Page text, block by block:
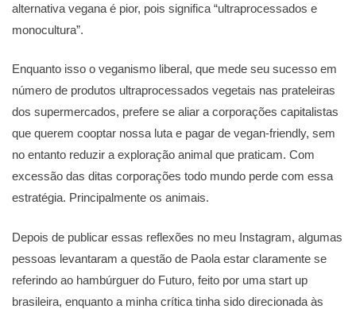
alternativa vegana é pior, pois significa “ultraprocessados e
monocultura”.
Enquanto isso o veganismo liberal, que mede seu sucesso em
número de produtos ultraprocessados vegetais nas prateleiras
dos supermercados, prefere se aliar a corporações capitalistas
que querem cooptar nossa luta e pagar de vegan-friendly, sem
no entanto reduzir a exploração animal que praticam. Com
excessão das ditas corporações todo mundo perde com essa
estratégia. Principalmente os animais.
Depois de publicar essas reflexões no meu Instagram, algumas
pessoas levantaram a questão de Paola estar claramente se
referindo ao hambúrguer do Futuro, feito por uma start up
brasileira, enquanto a minha crítica tinha sido direcionada às